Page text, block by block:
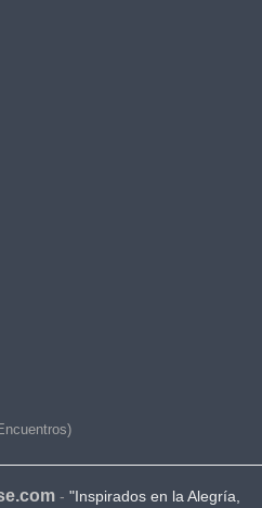
- "Inspirados en la Alegría,